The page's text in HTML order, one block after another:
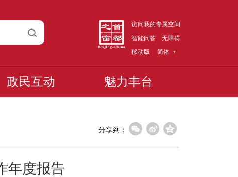
访问我的专属空间
智能问答
无障碍
移动版
简体
政民互动 魅力丰台
分享到：
年度报告